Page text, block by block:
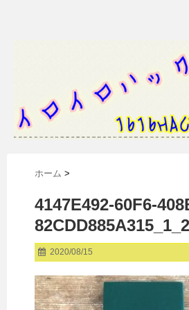
ホーム >
4147E492-60F6-
2020/08/15